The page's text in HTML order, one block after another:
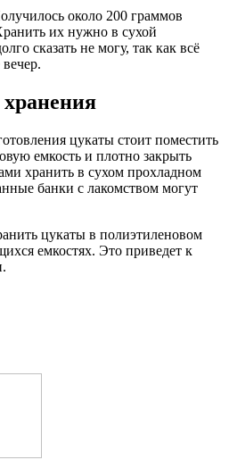
около 200 граммов
их нужно в сухой
сказать не могу, так как всё
цукаты стоит поместить
емкость и плотно закрыть
хранить в сухом прохладном
банки с лакомством могут
цукаты в полиэтиленовом
емкостях. Это приведет к